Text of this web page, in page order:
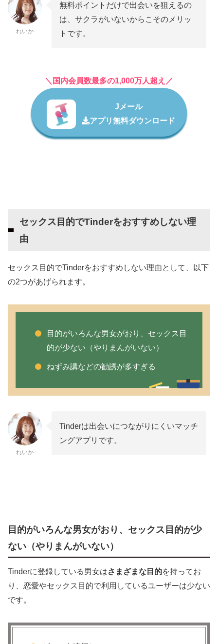
れいか
無料ポイントだけで出会いを狙えるの
は、サクラがいないからこそのメリッ
トです。
＼国内会員数最多の1,000万人超え／
Jメール
アプリ無料ダウンロード
セックス目的でTinderをおすすめしない理
由
セックス目的でTinderをおすすめしない理由として、以下
の2つがあげられます。
目的がいろんな男女がおり、セックス目
的が少ない（やりまんがいない）
ねずみ講などの勧誘が多すぎる
れいか
Tinderは出会いにつながりにくいマッチ
ングアプリです。
目的がいろんな男女がおり、セックス目的が少
ない（やりまんがいない）
Tinderに登録している男女はさまざまな目的を持ってお
り、恋愛やセックス目的で利用しているユーザーは少ない
です。